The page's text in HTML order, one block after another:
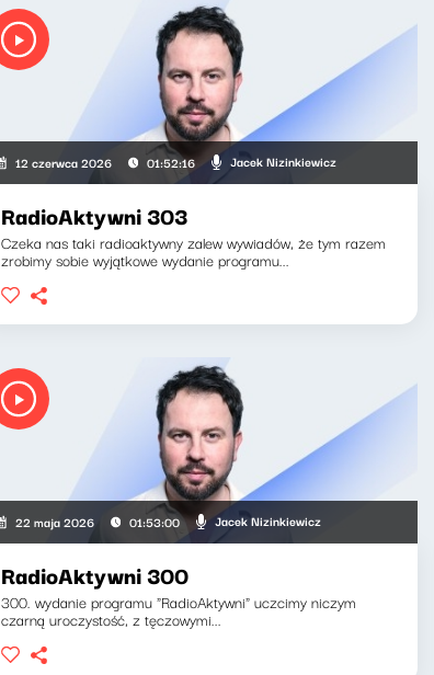
12 czerwca 2026 01:52:16 Jacek Nizinkiewicz
RadioAktywni 303
Czeka nas taki radioaktywny zalew wywiadów, że tym razem
zrobimy sobie wyjątkowe wydanie programu...
22 maja 2026 01:53:00 Jacek Nizinkiewicz
RadioAktywni 300
300. wydanie programu "RadioAktywni" uczcimy niczym
czarną uroczystość, z tęczowymi...